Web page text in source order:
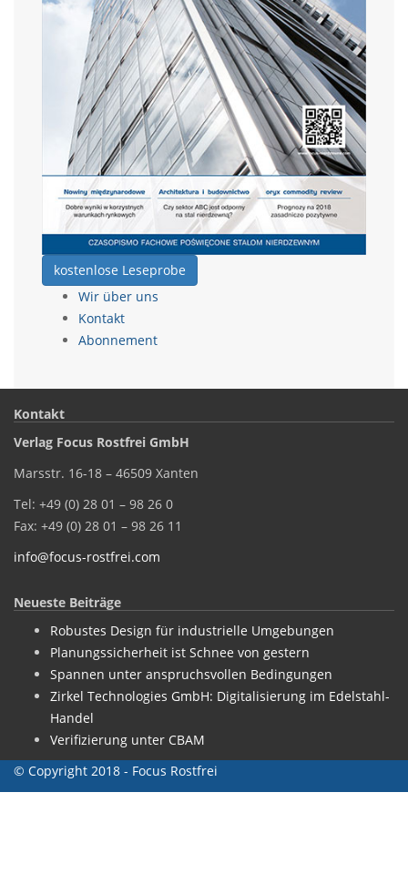
kostenlose Leseprobe
Wir über uns
Kontakt
Abonnement
Kontakt
Verlag Focus Rostfrei GmbH
Marsstr. 16-18 – 46509 Xanten
Tel: +49 (0) 28 01 – 98 26 0
Fax: +49 (0) 28 01 – 98 26 11
info@focus-rostfrei.com
Neueste Beiträge
Robustes Design für industrielle Umgebungen
Planungssicherheit ist Schnee von gestern
Spannen unter anspruchsvollen Bedingungen
Zirkel Technologies GmbH: Digitalisierung im Edelstahl-
Handel
Verifizierung unter CBAM
© Copyright 2018 - Focus Rostfrei